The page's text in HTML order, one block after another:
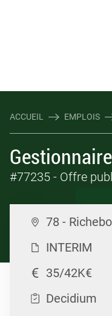
ACCUEIL EMPLOIS
#77235 - Offre
78 -
INTERIM
35/42K€
Decidium